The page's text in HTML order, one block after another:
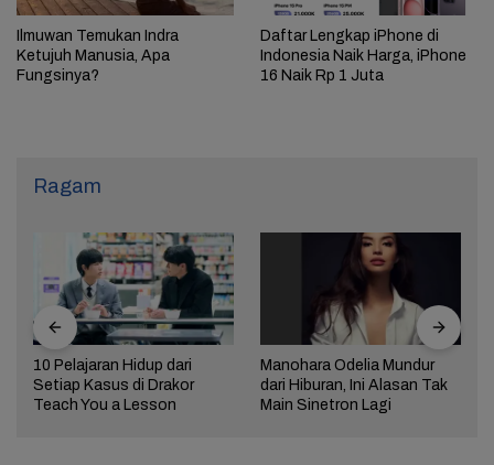
Ilmuwan Temukan Indra
Ketujuh Manusia, Apa
Fungsinya?
Daftar Lengkap iPhone di
Indonesia Naik Harga, iPhone
16 Naik Rp 1 Juta
Ragam
10 Pelajaran Hidup dari
Setiap Kasus di Drakor
Teach You a Lesson
Manohara Odelia Mundur
dari Hiburan, Ini Alasan Tak
Main Sinetron Lagi